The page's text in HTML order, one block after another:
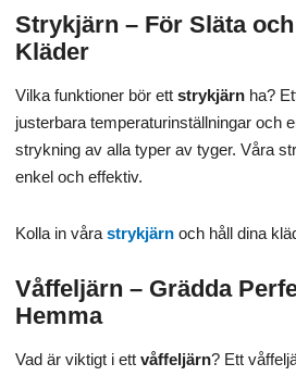
Strykjärn – För Släta
Kläder
Vilka funktioner bör ett strykjärn ha?
justerbara temperaturinställningar och
strykning av alla typer av tyger. Våra
enkel och effektiv.
Kolla in våra strykjärn och håll dina
Våffeljärn – Grädda
Hemma
Vad är viktigt i ett våffeljärn? Ett